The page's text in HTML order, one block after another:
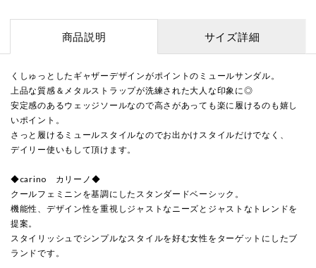
商品説明 サイズ詳細
くしゅっとしたギャザーデザインがポイントのミュールサンダル。
上品な質感＆メタルストラップが洗練された大人な印象に◎
安定感のあるウェッジソールなので高さがあっても楽に履けるのも嬉し
いポイント。
さっと履けるミュールスタイルなのでお出かけスタイルだけでなく、
デイリー使いもして頂けます。
◆carino カリーノ◆
クールフェミニンを基調にしたスタンダードベーシック。
機能性、デザイン性を重視しジャストなニーズとジャストなトレンドを
提案。
スタイリッシュでシンプルなスタイルを好む女性をターゲットにしたブ
ランドです。